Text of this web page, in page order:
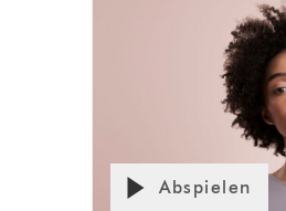
Abspielen